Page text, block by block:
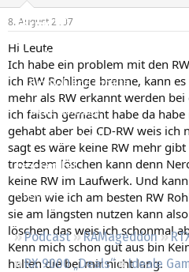
Forum
Aktuelles
Empfohlene Inhalte
Neue Beiträge
Neueste Aktivitäten
Leserartikel
Regeln
Podcast RAMageddon
RX 9000 „Deals“
Ideale
l
e
t
8. August 2007
Hi Leute
Ich habe ein problem mit den
ich RW Rohlinge brenne, kann
mehr als RW erkannt werden bei
ich falsch gemacht habe da
gehabt aber bei CD-RW weis
sagt es wäre keine RW mehr
trotzdem löschen kann denn
keine RW im Laufwerk. Und
geben wie ich am besten RW
sie am längsten nutzen kann
löschen das weis ich schonmal
Kenn mich schon gut aus bin
halten die bei mir nicht lang.